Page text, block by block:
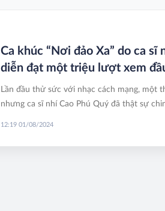
Ca khúc “Nơi đảo Xa” do ca sĩ
diễn đạt một triệu lượt xem
Lần đầu thử sức với nhạc cách mạng, một
nhưng ca sĩ nhí Cao Phú Quý đã thật sự
thời trang “Giữ màu biển đảo - Miền sông
12:19 01/08/2024